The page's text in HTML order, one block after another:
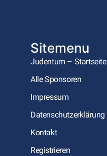
Sitemenu
Judentum – Startseite
Alle Sponsoren
Impressum
Datenschutzerklärung
Kontakt
Registrieren